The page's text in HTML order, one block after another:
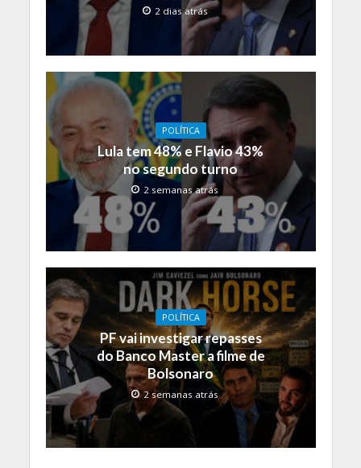
2 dias atrás
POLÍTICA
Lula tem 48% e Flavio 43%
no segundo turno
2 semanas atrás
POLÍTICA
PF vai investigar repasses
do Banco Master a filme de
Bolsonaro
2 semanas atrás